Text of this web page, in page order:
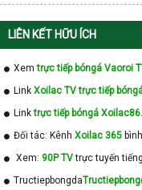
LIÊN KẾT HỮU ÍCH
Xemtrực tiếp bóngá Vaoroi
Link Xoilac TV trực tiếp
Linktrực tiếp bóngá
Đối tác: Kênh Xoilac 365
Xem: 90P TVtrực tuyến
Tructiepbongda